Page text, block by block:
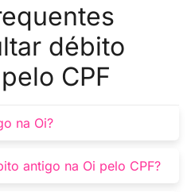
débito
CPF
na Oi?
uma dívida contraída pelo
e que está em aberto
antigo na Oi pelo CPF?